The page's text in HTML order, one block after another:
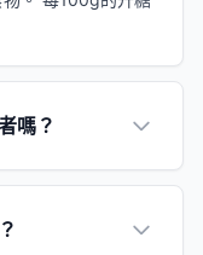
嗎？